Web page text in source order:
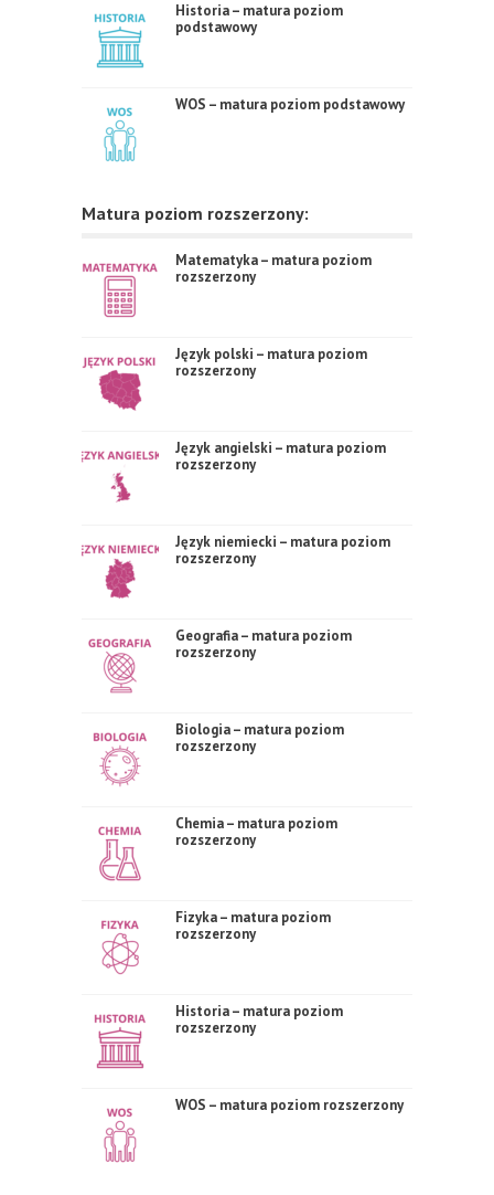
Historia – matura poziom
podstawowy
WOS – matura poziom podstawowy
Matura poziom rozszerzony:
Matematyka – matura poziom
rozszerzony
Język polski – matura poziom
rozszerzony
Język angielski – matura poziom
rozszerzony
Język niemiecki – matura poziom
rozszerzony
Geografia – matura poziom
rozszerzony
Biologia – matura poziom
rozszerzony
Chemia – matura poziom
rozszerzony
Fizyka – matura poziom
rozszerzony
Historia – matura poziom
rozszerzony
WOS – matura poziom rozszerzony